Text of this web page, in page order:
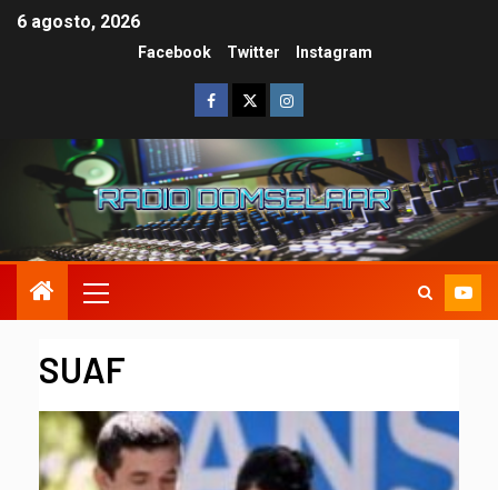
6 agosto, 2026
Facebook Twitter Instagram
SUAF